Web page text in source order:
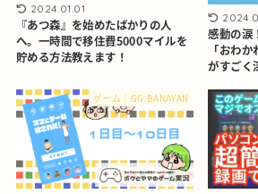
2024.01.01
『あつ森』を始めたばかりの人
へ。一時間で移住費5000マイルを
貯める方法教えます！
感動の涙
「おわ
がすごく
ゲーム｜GG.BANAYAN